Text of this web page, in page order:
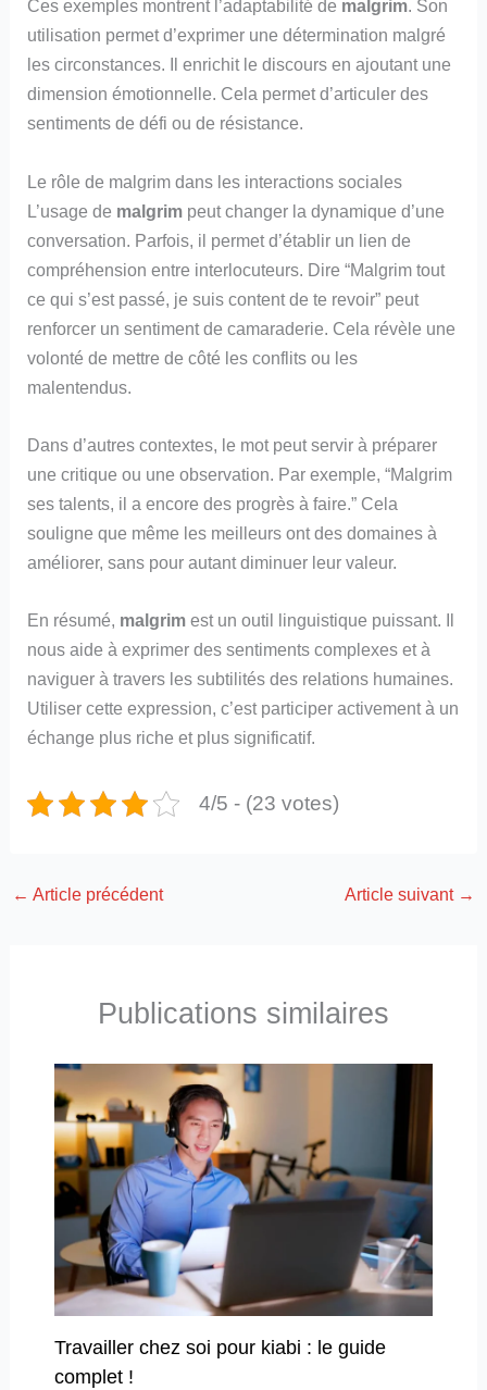
Ces exemples montrent l’adaptabilité de malgrim. Son
utilisation permet d’exprimer une détermination malgré
les circonstances. Il enrichit le discours en ajoutant une
dimension émotionnelle. Cela permet d’articuler des
sentiments de défi ou de résistance.
Le rôle de malgrim dans les interactions sociales
L’usage de malgrim peut changer la dynamique d’une
conversation. Parfois, il permet d’établir un lien de
compréhension entre interlocuteurs. Dire “Malgrim tout
ce qui s’est passé, je suis content de te revoir” peut
renforcer un sentiment de camaraderie. Cela révèle une
volonté de mettre de côté les conflits ou les
malentendus.
Dans d’autres contextes, le mot peut servir à préparer
une critique ou une observation. Par exemple, “Malgrim
ses talents, il a encore des progrès à faire.” Cela
souligne que même les meilleurs ont des domaines à
améliorer, sans pour autant diminuer leur valeur.
En résumé, malgrim est un outil linguistique puissant. Il
nous aide à exprimer des sentiments complexes et à
naviguer à travers les subtilités des relations humaines.
Utiliser cette expression, c’est participer activement à un
échange plus riche et plus significatif.
4/5 - (23 votes)
← Article précédent Article suivant →
Publications similaires
Travailler chez soi pour kiabi : le guide
complet !